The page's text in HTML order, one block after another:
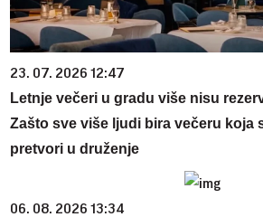
23. 07. 2026 12:47
Letnje večeri u gradu više nisu
Zašto sve više ljudi bira večeru koja
pretvori u druženje
06. 08. 2026 13:34